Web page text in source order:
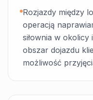
Rozjazdy między
operacją
siłownia w
obszar dojazdu
możliwość